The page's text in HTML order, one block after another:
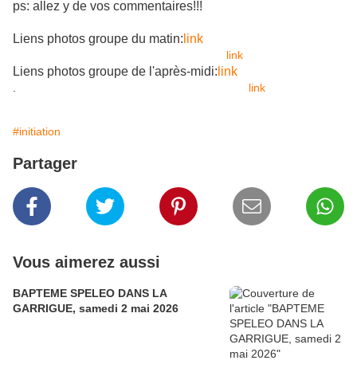
ps: allez y de vos commentaires!!!
Liens photos groupe du matin: link
link
Liens photos groupe de l'après-midi: link
link
#initiation
Partager
Vous aimerez aussi
BAPTEME SPELEO DANS LA
GARRIGUE, samedi 2 mai 2026